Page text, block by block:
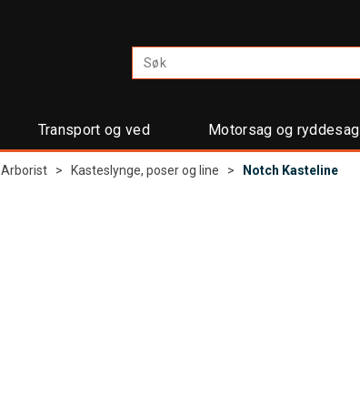
Transport og ved Motorsag og ryddesag
Arborist > Kasteslynge, poser og line > Notch Kasteline